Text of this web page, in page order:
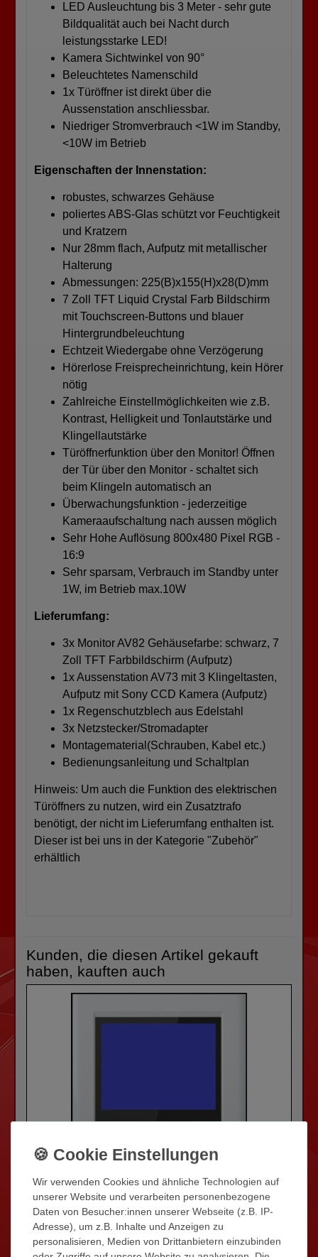
LED Ausleuchtung bis 3 Meter - sehr gute
Bildqualität auch bei Nacht durch
leistungsstarke LED!
Kamera Sichtwinkel von 90°
Beleuchtetes Namenschild
1x Türöffner ist direkt über die
Aussenstation anschliessbar.
Niedriger Stromverbrauch <1W im Standby,
<10W im Betrieb
Eigenschaften der Innenstation:
robustes, schwarzes Gehäuse
poliertes ABS-Glas schützt vor Feuchtigkeit
und Kratzern
Nur 28mm flach, Aufputz mit metallischer
Halterung
Abmessungen: 225(B)x155(H)x28(D)mm
7 Zoll TFT Liquid Crystal Farb Bildschirm
mit Touchscreen-Buttons und blauer
Hintergrundbeleuchtung
Echtzeit Wiedergabe ohne Verzögerung
Hörerlose Freisprecheinrichtung, kein Hörer
nötig
Zahlreiche Einstellmöglichkeiten wie z.B.
Kontrast, Helligkeit und Tonlautstärke und
Klingellautstärke
Türöffnerfunktion über den Monitor! Öffnen
der Tür über den Monitor - schaltet sich
beim Klingeln automatisch an
Überwachungsfunktion - jederzeitige
Kameraaufschaltung nach aussen möglich
Sehr Hohe Auflösung 800x480 Pixel RGB -
16:9
Sehr sparsam, Verbrauch im Standby unter
1W, im Betrieb max.10W
Lieferumfang:
3x Monitor AV82 Gehäusefarbe: schwarz, 7
Zoll TFT Farbbildschirm (Aufputz)
1x Aussenstation AV73 mit 3 Klingeltasten,
Aufputz mit Sony CCD Kamera (Aufputz)
1x Regenschutzblech aus Edelstahl
3x Netzstecker/Stromadapter
Montagematerial(Schrauben, Kabel etc.)
Bedienungsanleitung und Schaltplan
Hinweis: Um auch die Funktion des elektrischen
Türöffners zu nutzen, wird ein Zusatztrafo
benötigt, der nicht im Lieferumfang enthalten ist.
Dieser ist bei uns in der Kategorie "Zubehör"
erhältlich
Kunden, die diesen Artikel gekauft
haben, kauften auch
Wir verwenden Cookies und ähnliche Technologien auf
unserer Website und verarbeiten personenbezogene
Daten von Besucher:innen unserer Webseite (z.B. IP-
Adresse), um z.B. Inhalte und Anzeigen zu
personalisieren, Medien von Drittanbietern einzubinden